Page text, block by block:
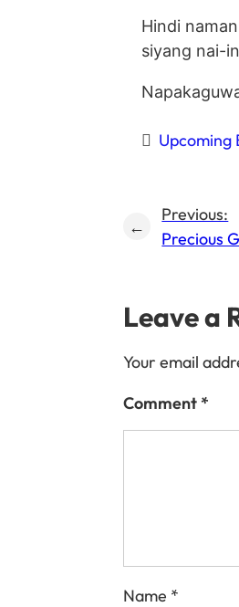
Hindi
siyang nai-
Upcoming
←
Previous:
Precious
Leave a
Your email
Comment*
Name *